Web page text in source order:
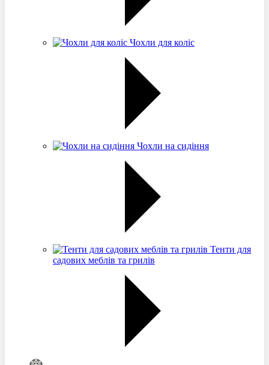
Чохли для коліс
Чохли на сидіння
Тенти для
садових меблів та грилів